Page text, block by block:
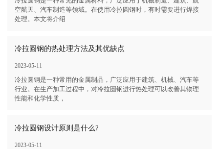
空航天、汽车制造等领域。在使用冷拉圆钢时，有时需要进行焊接
处理。本文将介绍
冷拉圆钢的热处理方法及其优缺点
2023-05-11
冷拉圆钢是一种常用的金属制品，广泛应用于建筑、机械、汽车等
行业。在生产加工过程中，对冷拉圆钢进行热处理可以改善其物理
性能和化学性质，
冷拉圆钢设计原则是什么?
2023-05-11